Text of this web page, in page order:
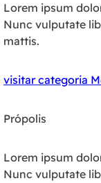
Lorem ipsum
Nunc vulputate
mattis.
visitar categoria
Própolis
Lorem ipsum
Nunc vulputate